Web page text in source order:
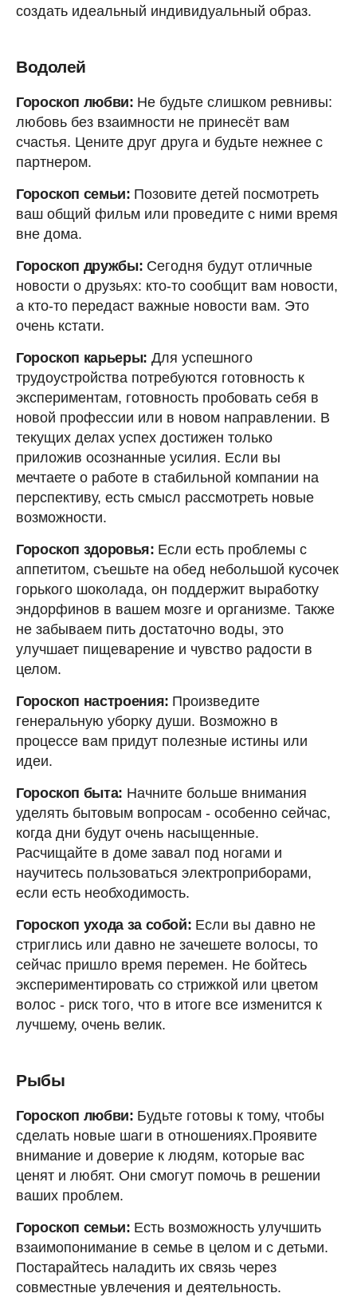
создать идеальный индивидуальный образ.
Водолей
Гороскоп любви: Не будьте слишком ревнивы:
любовь без взаимности не принесёт вам
счастья. Цените друг друга и будьте нежнее с
партнером.
Гороскоп семьи: Позовите детей посмотреть
ваш общий фильм или проведите с ними время
вне дома.
Гороскоп дружбы: Сегодня будут отличные
новости о друзьях: кто-то сообщит вам новости,
а кто-то передаст важные новости вам. Это
очень кстати.
Гороскоп карьеры: Для успешного
трудоустройства потребуются готовность к
экспериментам, готовность пробовать себя в
новой профессии или в новом направлении. В
текущих делах успех достижен только
приложив осознанные усилия. Если вы
мечтаете о работе в стабильной компании на
перспективу, есть смысл рассмотреть новые
возможности.
Гороскоп здоровья: Если есть проблемы с
аппетитом, съешьте на обед небольшой кусочек
горького шоколада, он поддержит выработку
эндорфинов в вашем мозге и организме. Также
не забываем пить достаточно воды, это
улучшает пищеварение и чувство радости в
целом.
Гороскоп настроения: Произведите
генеральную уборку души. Возможно в
процессе вам придут полезные истины или
идеи.
Гороскоп быта: Начните больше внимания
уделять бытовым вопросам - особенно сейчас,
когда дни будут очень насыщенные.
Расчищайте в доме завал под ногами и
научитесь пользоваться электроприборами,
если есть необходимость.
Гороскоп ухода за собой: Если вы давно не
стриглись или давно не зачешете волосы, то
сейчас пришло время перемен. Не бойтесь
экспериментировать со стрижкой или цветом
волос - риск того, что в итоге все изменится к
лучшему, очень велик.
Рыбы
Гороскоп любви: Будьте готовы к тому, чтобы
сделать новые шаги в отношениях.Проявите
внимание и доверие к людям, которые вас
ценят и любят. Они смогут помочь в решении
ваших проблем.
Гороскоп семьи: Есть возможность улучшить
взаимопонимание в семье в целом и с детьми.
Постарайтесь наладить их связь через
совместные увлечения и деятельность.